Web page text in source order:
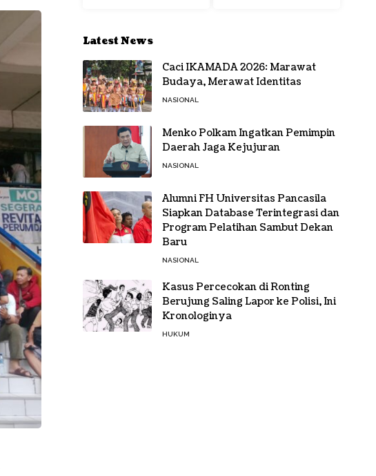
Latest News
Caci IKAMADA 2026: Marawat
Budaya, Merawat Identitas
NASIONAL
Menko Polkam Ingatkan Pemimpin
Daerah Jaga Kejujuran
NASIONAL
Alumni FH Universitas Pancasila
Siapkan Database Terintegrasi dan
Program Pelatihan Sambut Dekan
Baru
NASIONAL
Kasus Percecokan di Ronting
Berujung Saling Lapor ke Polisi, Ini
Kronologinya
HUKUM